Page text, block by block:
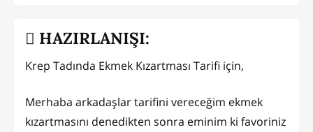
HAZIRLANIŞI:
Krep Tadında Ekmek Kızartması Tarifi için,
Merhaba arkadaşlar tarifini vereceğim ekmek
kızartmasını denedikten sonra eminim ki favoriniz